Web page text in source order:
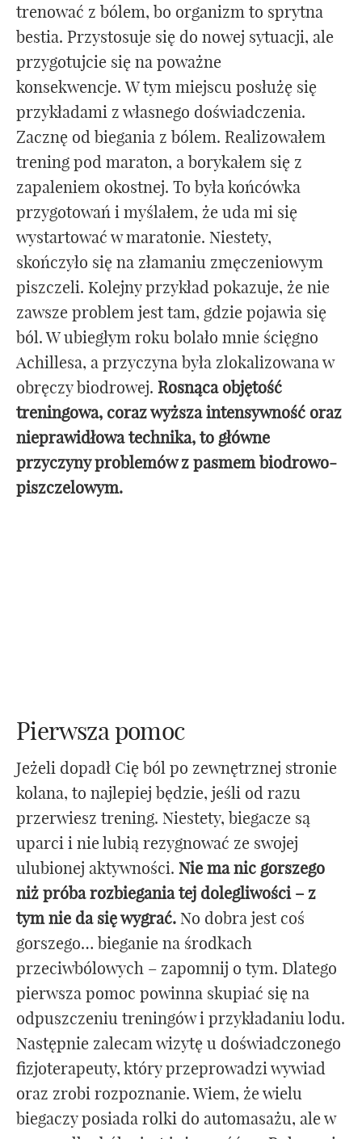
trenować z bólem, bo organizm to sprytna
bestia. Przystosuje się do nowej sytuacji, ale
przygotujcie się na poważne
konsekwencje. W tym miejscu posłużę się
przykładami z własnego doświadczenia.
Zacznę od biegania z bólem. Realizowałem
trening pod maraton, a borykałem się z
zapaleniem okostnej. To była końcówka
przygotowań i myślałem, że uda mi się
wystartować w maratonie. Niestety,
skończyło się na złamaniu zmęczeniowym
piszczeli. Kolejny przykład pokazuje, że nie
zawsze problem jest tam, gdzie pojawia się
ból. W ubiegłym roku bolało mnie ścięgno
Achillesa, a przyczyna była zlokalizowana w
obręczy biodrowej. Rosnąca objętość
treningowa, coraz wyższa intensywność oraz
nieprawidłowa technika, to główne
przyczyny problemów z pasmem biodrowo-
piszczelowym.
Pierwsza pomoc
Jeżeli dopadł Cię ból po zewnętrznej stronie
kolana, to najlepiej będzie, jeśli od razu
przerwiesz trening. Niestety, biegacze są
uparci i nie lubią rezygnować ze swojej
ulubionej aktywności. Nie ma nic gorszego
niż próba rozbiegania tej dolegliwości – z
tym nie da się wygrać. No dobra jest coś
gorszego… bieganie na środkach
przeciwbólowych – zapomnij o tym. Dlatego
pierwsza pomoc powinna skupiać się na
odpuszczeniu treningów i przykładaniu lodu.
Następnie zalecam wizytę u doświadczonego
fizjoterapeuty, który przeprowadzi wywiad
oraz zrobi rozpoznanie. Wiem, że wielu
biegaczy posiada rolki do automasażu, ale w